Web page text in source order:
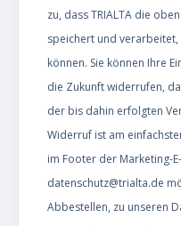
zu, dass TRIALTA die
speichert und
können. Sie können Ihre
die Zukunft widerrufen,
der bis dahin erfolgten
Widerruf ist am
im Footer der Marketing-
datenschutz@trialta.de
Abbestellen, zu unseren